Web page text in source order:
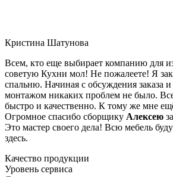
Кристина Шатунова
Всем, кто еще выбирает компанию для
советую Кухни мол! Не пожалеете! Я
спальню. Начиная с обсуждения заказа и
монтажом никаких проблем не было.
быстро и качественно. К тому же мне
Огромное спасибо сборщику Алексею
Это мастер своего дела! Всю мебель буду
здесь.
Качество продукции
Уровень сервиса